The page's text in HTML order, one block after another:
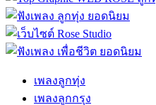
เพลงลูกทุ่ง
เพลงลูกกรุง